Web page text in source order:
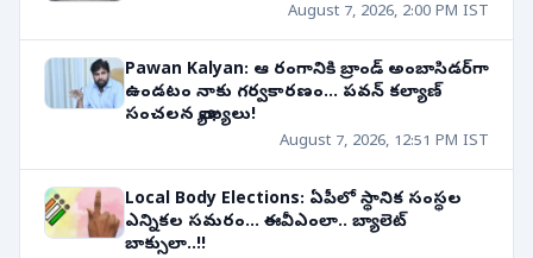
August 7, 2026, 2:00 PM IST
Pawan Kalyan: ఆ రంగానికి బ్రాండ్ అంబాసిడర్‌గా
ఉండటం నాకు గర్వకారణం... పవన్ కల్యాణ్
సంచలన వ్యాఖ్యలు!
August 7, 2026, 12:51 PM IST
Local Body Elections: ఏపీలో స్థానిక సంస్థల
ఎన్నికల సమరం... ఈవీఎంలా.. బ్యాలెట్
బాక్సులా..!!